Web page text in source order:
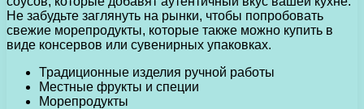
Не забудьте заглянуть на рынки, чтобы попробовать
свежие морепродукты, которые также можно купить в
виде консервов или сувенирных упаковках.
Традиционные изделия ручной работы
Местные фрукты и специи
Морепродукты